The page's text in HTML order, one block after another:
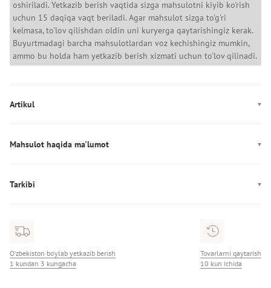
oshiriladi. Yetkazib berish vaqtida sizga mahsulotni kiyib ko'rish
uchun 15 daqiqa vaqt beriladi. Agar mahsulot sizga to'g'ri
kelmasa, to'lov qilishdan oldin uni kuryerga qaytarishingiz kerak.
Buyurtmadagi barcha mahsulotlardan voz kechishingiz mumkin,
ammo bu holda ham yetkazib berish xizmati uchun to'lov qilinadi.
Artikul
Mahsulot haqida ma'lumot
Tarkibi
O‘zbekiston bo‘ylab yetkazib berish
1 kundan 3 kungacha
Tovarlarni qaytarish
10 kun ichida